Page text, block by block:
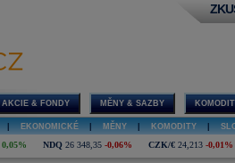
AKCIE & FONDY MĚNY & SAZBY
EKONOMICKÉ MĚNY KOMODITY
0,05% NDQ 26 348,35 -0,06% CZK/€ 24,213 -0,01%